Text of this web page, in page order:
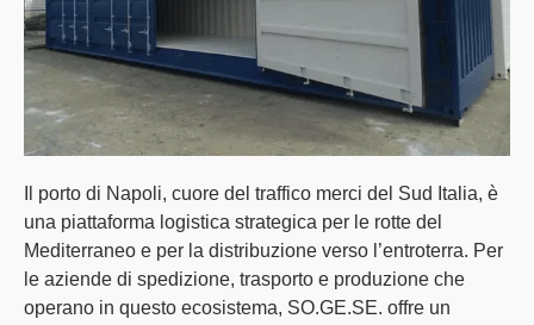
Il porto di Napoli, cuore del traffico merci del Sud Italia, è
una piattaforma logistica strategica per le rotte del
Mediterraneo e per la distribuzione verso l’entroterra. Per
le aziende di spedizione, trasporto e produzione che
operano in questo ecosistema, SO.GE.SE. offre un